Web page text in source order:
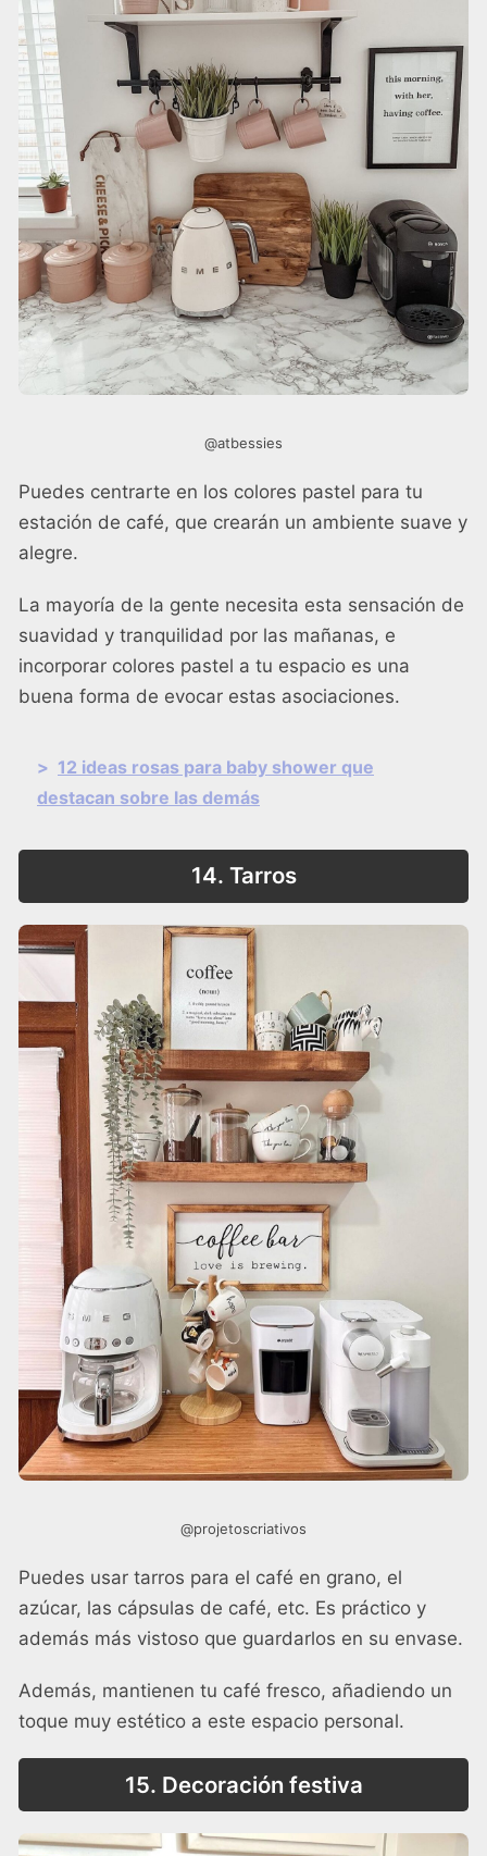
@atbessies
Puedes centrarte en los colores pastel para tu
estación de café, que crearán un ambiente suave y
alegre.
La mayoría de la gente necesita esta sensación de
suavidad y tranquilidad por las mañanas, e
incorporar colores pastel a tu espacio es una
buena forma de evocar estas asociaciones.
> 12 ideas rosas para baby shower que
destacan sobre las demás
14. Tarros
@projetoscriativos
Puedes usar tarros para el café en grano, el
azúcar, las cápsulas de café, etc. Es práctico y
además más vistoso que guardarlos en su envase.
Además, mantienen tu café fresco, añadiendo un
toque muy estético a este espacio personal.
15. Decoración festiva